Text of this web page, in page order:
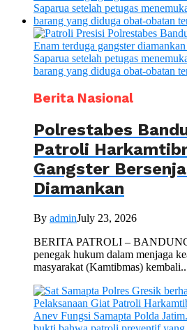
Berita Nasional
Polrestabes
Patroli
Gangster
Diamankan
By adminJuly 23, 2026
BERITA PATROLI –
penegak hukum dalam menjaga
masyarakat (Kamtibmas)